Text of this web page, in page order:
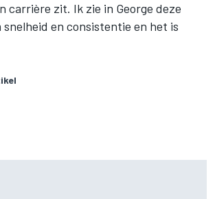
carrière zit. Ik zie in George deze
en consistentie en het is